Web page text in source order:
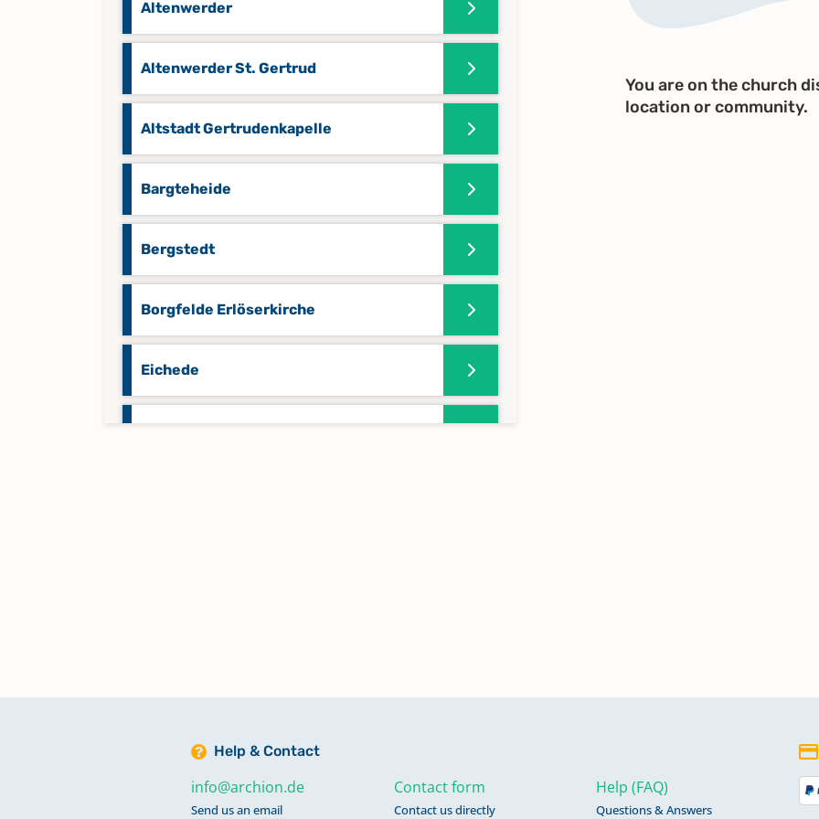
Altenwerder
Altenwerder St. Gertrud
Altstadt Gertrudenkapelle
Bargteheide
Bergstedt
Borgfelde Erlöserkirche
Eichede
Hamburg St. Pauli
You are on the church
location or community.
Help & Contact
info@archion.de
Send us an email
Contact form
Contact us directly
Help (FAQ)
Questions & Answers